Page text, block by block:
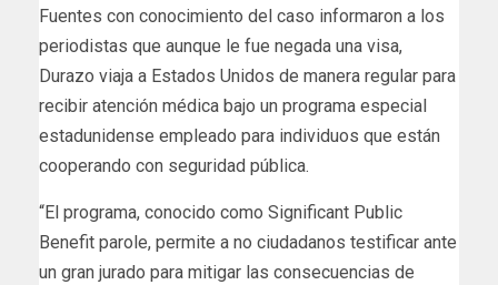
Fuentes con conocimiento del caso informaron a los
periodistas que aunque le fue negada una visa,
Durazo viaja a Estados Unidos de manera regular para
recibir atención médica bajo un programa especial
estadunidense empleado para individuos que están
cooperando con seguridad pública.
“El programa, conocido como Significant Public
Benefit parole, permite a no ciudadanos testificar ante
un gran jurado para mitigar las consecuencias de